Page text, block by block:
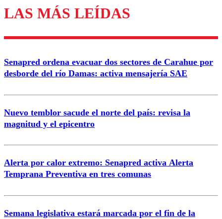
Los comentarios son moderados para garantizar un
diálogo respetuoso.
Correo
LAS MÁS LEÍDAS
Senapred ordena evacuar dos sectores de Carahue por
desborde del río Damas: activa mensajería SAE
Nuevo temblor sacude el norte del país: revisa la
magnitud y el epicentro
Alerta por calor extremo: Senapred activa Alerta
Temprana Preventiva en tres comunas
Semana legislativa estará marcada por el fin de la